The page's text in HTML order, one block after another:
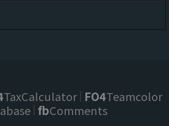
TaxCalculator FO4Teamcolor
fbComments